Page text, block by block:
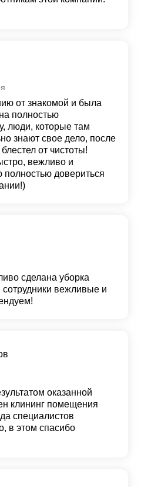
от знакомой и была
полностью
люди, которые там
знают свое дело, после
от чистоты!
вежливо и
довериться
сделана уборка
вежливые и
оказанной
клининг помещения
специалистов
в этом спасибо